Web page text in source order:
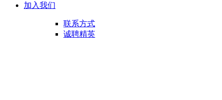
加入我们
联系方式
诚聘精英